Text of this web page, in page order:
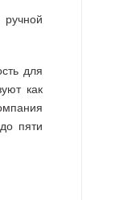
ручной
для
как
пяти